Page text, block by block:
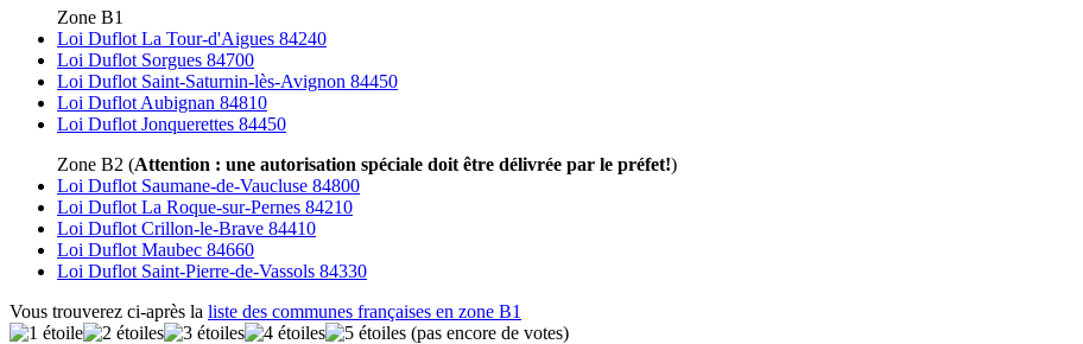
Zone B1
Loi Duflot La Tour-d'Aigues 84240
Loi Duflot Sorgues 84700
Loi Duflot Saint-Saturnin-lès-Avignon 84450
Loi Duflot Aubignan 84810
Loi Duflot Jonquerettes 84450
Zone B2 (Attention : une autorisation spéciale doit être délivrée par le préfet!)
Loi Duflot Saumane-de-Vaucluse 84800
Loi Duflot La Roque-sur-Pernes 84210
Loi Duflot Crillon-le-Brave 84410
Loi Duflot Maubec 84660
Loi Duflot Saint-Pierre-de-Vassols 84330
Vous trouverez ci-après la liste des communes françaises en zone B1
(pas encore de votes)